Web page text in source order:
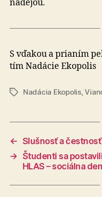
nádejou.
S vďakou a prianím
tím Nadácie Ekopolis
ZnačkyNadácia Ekopolis,
← Slušnosť a
→ Študenti sa
HLAS – sociálna